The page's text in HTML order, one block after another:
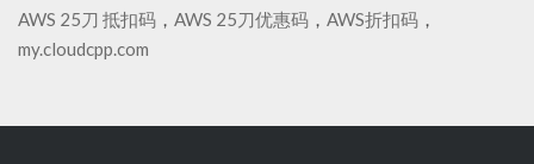
AWS 25刀 抵扣码 ， AWS 25刀优惠码 ， AWS折扣码 ，
my.cloudcpp.com